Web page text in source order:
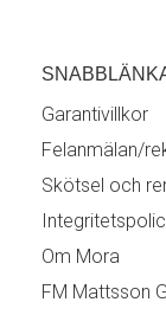
Garantivillkor
Felanmälan/
Skötsel och
Om Mora
FM Mattsson